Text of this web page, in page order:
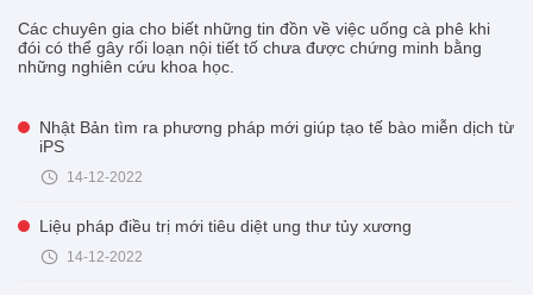
Các chuyên gia cho biết những tin đồn về việc uống cà phê khi
đói có thể gây rối loạn nội tiết tố chưa được chứng minh bằng
những nghiên cứu khoa học.
Nhật Bản tìm ra phương pháp mới giúp tạo tế bào miễn dịch từ
iPS
14-12-2022
Liệu pháp điều trị mới tiêu diệt ung thư tủy xương
14-12-2022